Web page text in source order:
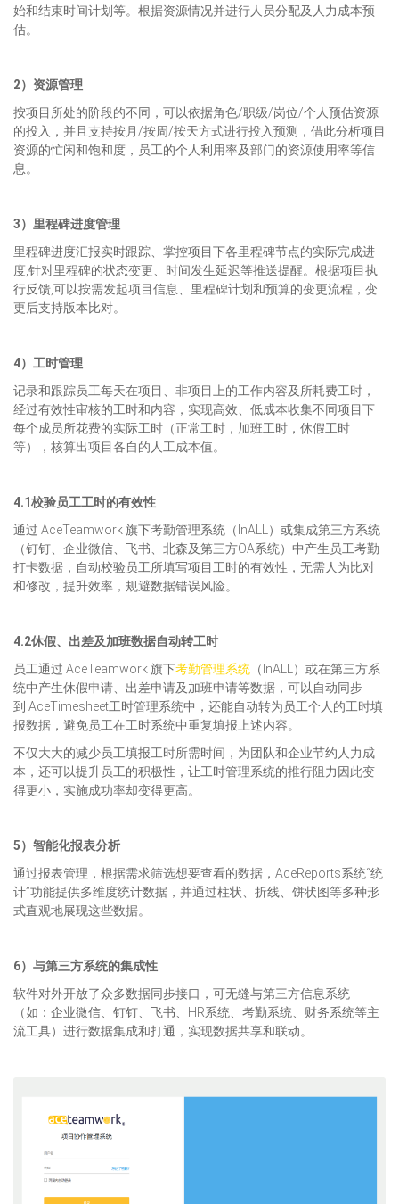
始和结束时间计划等。根据资源情况并进行人员分配及人力成本预
估。
2）资源管理
按项目所处的阶段的不同，可以依据角色/职级/岗位/个人预估资源
的投入，并且支持按月/按周/按天方式进行投入预测，借此分析项目
资源的忙闲和饱和度，员工的个人利用率及部门的资源使用率等信
息。
3）里程碑进度管理
里程碑进度汇报实时跟踪、掌控项目下各里程碑节点的实际完成进
度,针对里程碑的状态变更、时间发生延迟等推送提醒。根据项目执
行反馈,可以按需发起项目信息、里程碑计划和预算的变更流程，变
更后支持版本比对。
4）工时管理
记录和跟踪员工每天在项目、非项目上的工作内容及所耗费工时，
经过有效性审核的工时和内容，实现高效、低成本收集不同项目下
每个成员所花费的实际工时（正常工时，加班工时，休假工时
等），核算出项目各自的人工成本值。
4.1校验员工工时的有效性
通过 AceTeamwork 旗下考勤管理系统（InALL）或集成第三方系统
（钉钉、企业微信、飞书、北森及第三方OA系统）中产生员工考勤
打卡数据，自动校验员工所填写项目工时的有效性，无需人为比对
和修改，提升效率，规避数据错误风险。
4.2休假、出差及加班数据自动转工时
员工通过 AceTeamwork 旗下考勤管理系统 （InALL）或在第三方系
统中产生休假申请、出差申请及加班申请等数据，可以自动同步
到 AceTimesheet工时管理系统中，还能自动转为员工个人的工时填
报数据，避免员工在工时系统中重复填报上述内容。
不仅大大的减少员工填报工时所需时间，为团队和企业节约人力成
本，还可以提升员工的积极性，让工时管理系统的推行阻力因此变
得更小，实施成功率却变得更高。
5）智能化报表分析
通过报表管理，根据需求筛选想要查看的数据，AceReports系统“统
计”功能提供多维度统计数据，并通过柱状、折线、饼状图等多种形
式直观地展现这些数据。
6）与第三方系统的集成性
软件对外开放了众多数据同步接口，可无缝与第三方信息系统
（如：企业微信、钉钉、飞书、HR系统、考勤系统、财务系统等主
流工具）进行数据集成和打通，实现数据共享和联动。